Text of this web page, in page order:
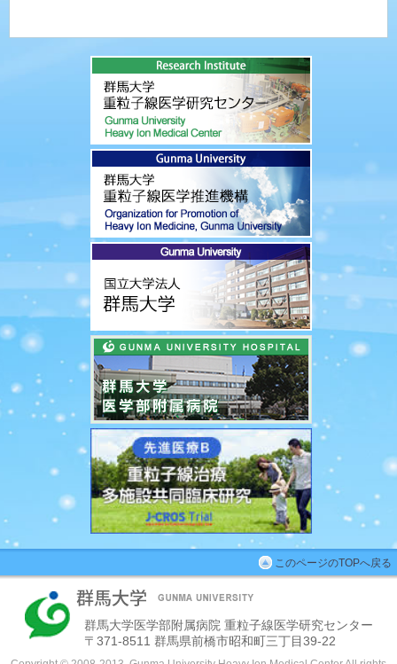
このページのTOPへ戻る
群馬大学医学部附属病院 重粒子線医学研究センター
〒371-8511 群馬県前橋市昭和町三丁目39-22